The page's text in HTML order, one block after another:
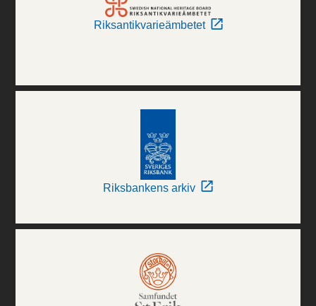
Riksantikvarieämbetet
Riksbankens arkiv